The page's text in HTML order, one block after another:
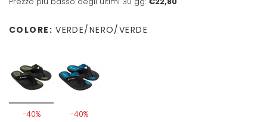
COLORE: VERDE/NERO/VERDE
-40% -40%